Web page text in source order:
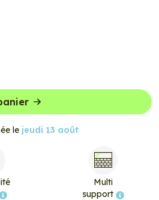
le jeudi 13 août
Multi
support